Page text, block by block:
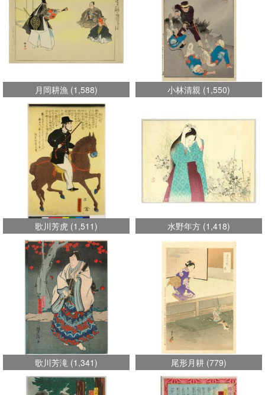
月岡耕漁 (1,588) 小林清親 (1,550)
歌川芳虎 (1,511) 水野年方 (1,418)
歌川芳滝 (1,341) 尾形月耕 (779)